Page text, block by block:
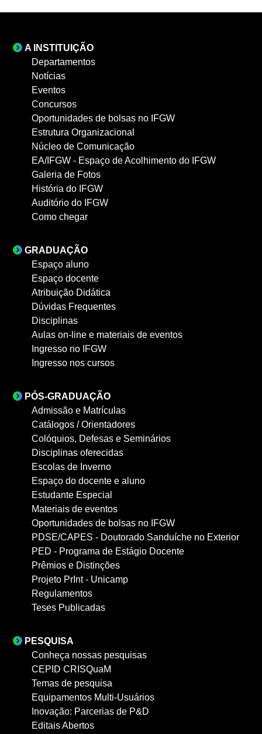
A INSTITUIÇÃO
Departamentos
Notícias
Eventos
Concursos
Oportunidades de bolsas no IFGW
Estrutura Organizacional
Núcleo de Comunicação
EA/IFGW - Espaço de Acolhimento do IFGW
Galeria de Fotos
História do IFGW
Auditório do IFGW
Como chegar
GRADUAÇÃO
Espaço aluno
Espaço docente
Atribuição Didática
Dúvidas Frequentes
Disciplinas
Aulas on-line e materiais de eventos
Ingresso no IFGW
Ingresso nos cursos
PÓS-GRADUAÇÃO
Admissão e Matrículas
Catálogos / Orientadores
Colóquios, Defesas e Seminários
Disciplinas oferecidas
Escolas de Inverno
Espaço do docente e aluno
Estudante Especial
Materiais de eventos
Oportunidades de bolsas no IFGW
PDSE/CAPES - Doutorado Sanduíche no Exterior
PED - Programa de Estágio Docente
Prêmios e Distinções
Projeto PrInt - Unicamp
Regulamentos
Teses Publicadas
PESQUISA
Conheça nossas pesquisas
CEPID CRISQuaM
Temas de pesquisa
Equipamentos Multi-Usuários
Inovação: Parcerias de P&D
Editais Abertos